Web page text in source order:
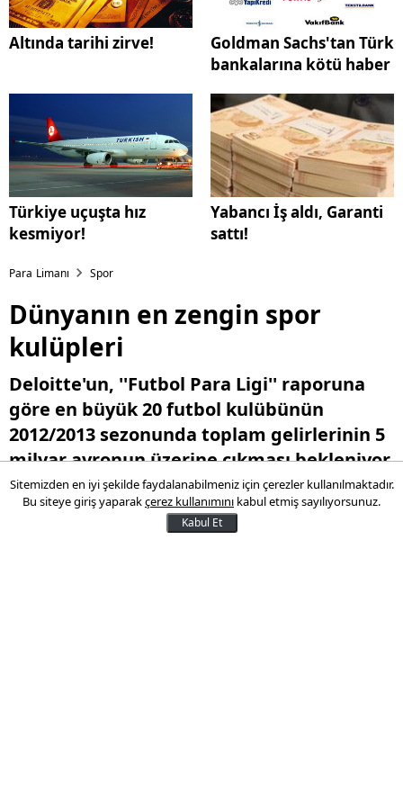
Altında tarihi zirve!
Goldman Sachs'tan Türk
bankalarına kötü haber
Türkiye uçuşta hız
kesmiyor!
Yabancı İş aldı, Garanti
sattı!
Para Limanı Spor
Dünyanın en zengin spor
kulüpleri
Deloitte'un, ''Futbol Para Ligi'' raporuna
göre en büyük 20 futbol kulübünün
2012/2013 sezonunda toplam gelirlerinin 5
milyar avronun üzerine çıkması bekleniyor.
İşte en zengin spor kulüpleri!
Sitemizden en iyi şekilde faydalanabilmeniz için çerezler kullanılmaktadır.
Bu siteye giriş yaparakçerez kullanımını kabul etmiş sayılıyorsunuz.
Kabul Et